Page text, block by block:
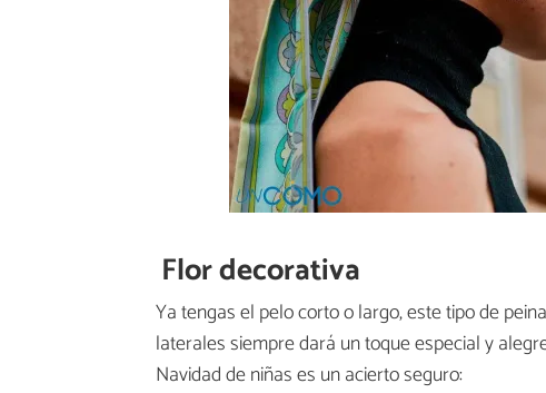
Flor decorativa
Ya tengas el pelo corto o largo, este tipo de
laterales siempre dará un toque especial y
Navidad de niñas es un acierto seguro: